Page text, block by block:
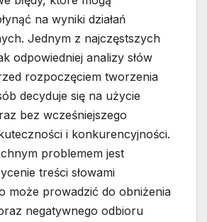
na wyniki działań
Jednym z najczęstszych
odpowiedniej analizy słów
rozpoczęciem tworzenia
decyduje się na użycie
bez wcześniejszego
i konkurencyjności.
problemem jest
treści słowami
może prowadzić do obniżenia
negatywnego odbioru